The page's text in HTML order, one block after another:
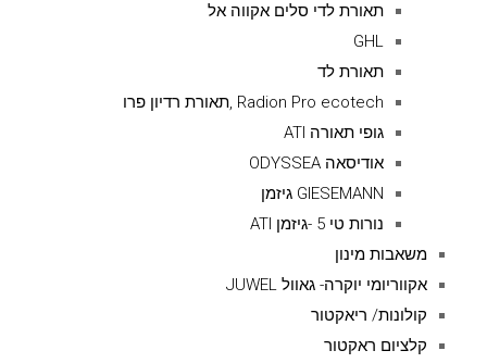
תאורת לדי סלים אקווה אל
GHL
תאורת לד
Radion Pro ecotech ,תאורת רדיון פרו
גופי תאורה ATI
אודיסאה ODYSSEA
GIESEMANN גיזמן
נורות טי 5 -גיזמן ATI
משאבות מינון
אקווריומי יוקרה- גאוול JUWEL
קולונות/ ריאקטור
קלציום ראקטור